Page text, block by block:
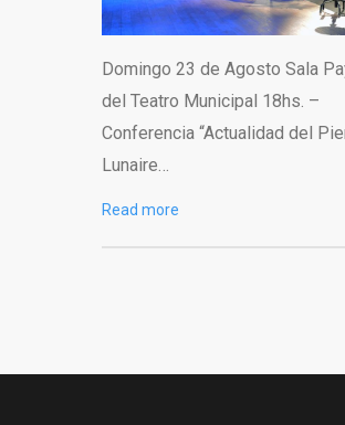
Domingo 23 de Agosto Sala
del Teatro Municipal 18hs. –
Conferencia “Actualidad del
Lunaire…
Read more